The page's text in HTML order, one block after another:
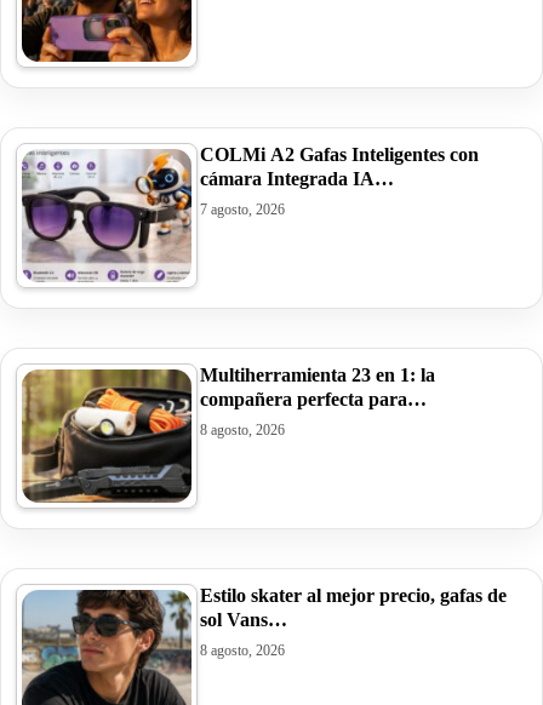
COLMi A2 Gafas Inteligentes con
cámara Integrada IA…
7 agosto, 2026
Multiherramienta 23 en 1: la
compañera perfecta para…
8 agosto, 2026
Estilo skater al mejor precio, gafas de
sol Vans…
8 agosto, 2026